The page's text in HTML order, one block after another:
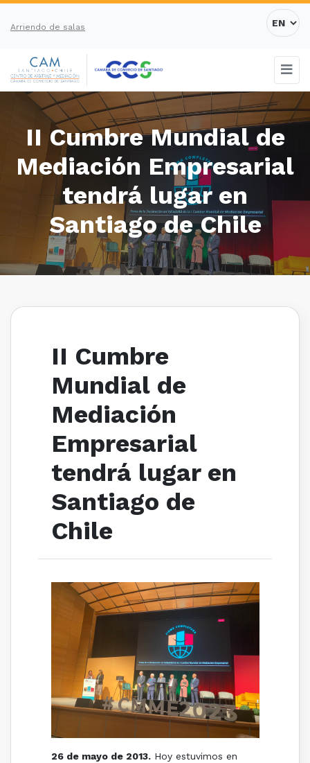
Arriendo de salas
II Cumbre Mundial de
Mediación Empresarial
tendrá lugar en
Santiago de Chile
II Cumbre
Mundial de
Mediación
Empresarial
tendrá lugar en
Santiago de
Chile
26 de mayo de 2013.Hoy estuvimos en